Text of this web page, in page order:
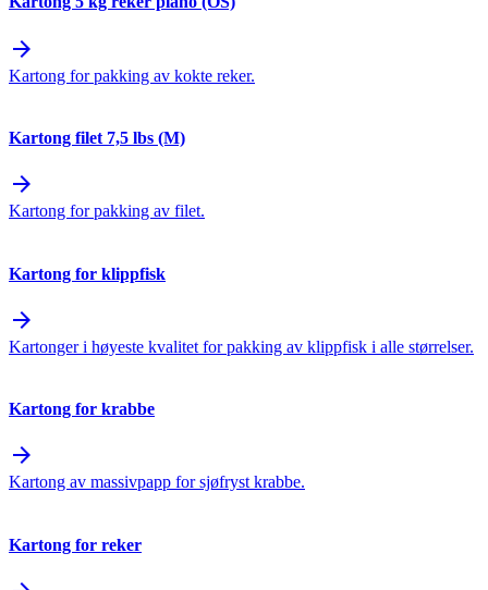
arrow_forward
Kartong for pakking av kokte reker.
Kartong filet 7,5 lbs (M)
arrow_forward
Kartong for pakking av filet.
Kartong for klippfisk
arrow_forward
Kartonger i høyeste kvalitet for pakking av klippfisk i alle størrelser.
Kartong for krabbe
arrow_forward
Kartong av massivpapp for sjøfryst krabbe.
Kartong for reker